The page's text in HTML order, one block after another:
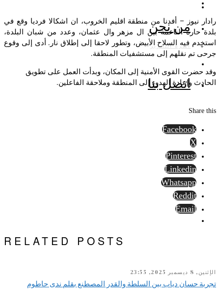
من نحن
أسرة التحرير
اتصل بنا
رادار نيوز – أفدنا من منطقة اقليم الخروب، ان اشكالا فرديا وقع في
بلدة حارة الناعمة بين ال مزهر وال عثمان، وعدد من شبان البلدة،
استخدم فيه السلاح الأبيض، وتطور لاحقا إلى إطلاق نار. أدى إلى وقوع
جرحى تم نقلهم إلى مستشفيات المنطقة.
وقد حضرت القوى الأمنية إلى المكان، وبدأت العمل على تطويق
الحادث وإعادة الهدوء إلى المنطقة وملاحقة الفاعلين.
Share this
Facebook
X
Pinterest
Linkedin
Whatsapp
Reddit
Email
RELATED POSTS
الإثنين, 8 ديسمبر 2025, 23:55
تجربة حسان دياب بين السلطة والقدر المصطنع بقلم ندى حاطوم